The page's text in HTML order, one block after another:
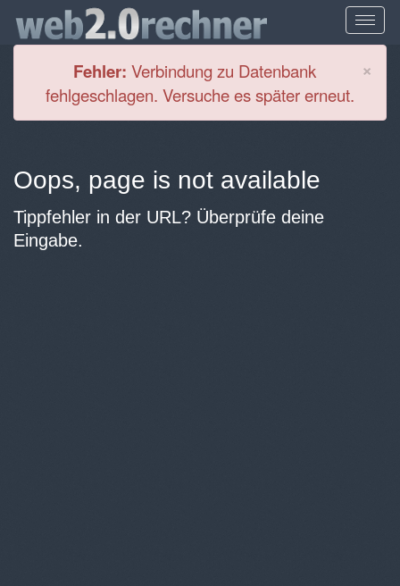
×
Fehler: Verbindung zu Datenbank
fehlgeschlagen. Versuche es später erneut.
Oops, page is not available
Tippfehler in der URL? Überprüfe deine
Eingabe.